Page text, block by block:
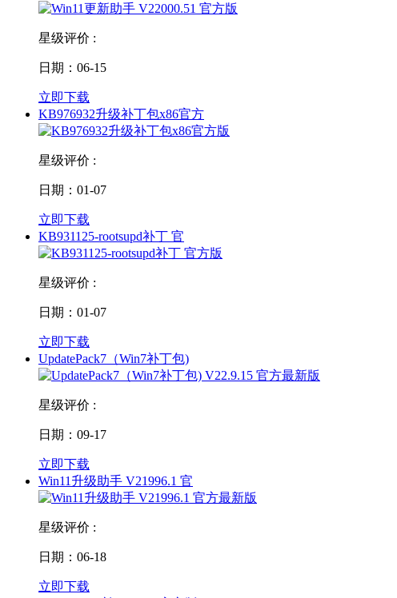
星级评价 :
日期：06-15
立即下载
KB976932升级补丁包x86官方
星级评价 :
日期：01-07
立即下载
KB931125-rootsupd补丁 官
星级评价 :
日期：01-07
立即下载
UpdatePack7（Win7补丁包)
星级评价 :
日期：09-17
立即下载
Win11升级助手 V21996.1 官
星级评价 :
日期：06-18
立即下载